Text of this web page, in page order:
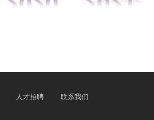
人才招聘 联系我们